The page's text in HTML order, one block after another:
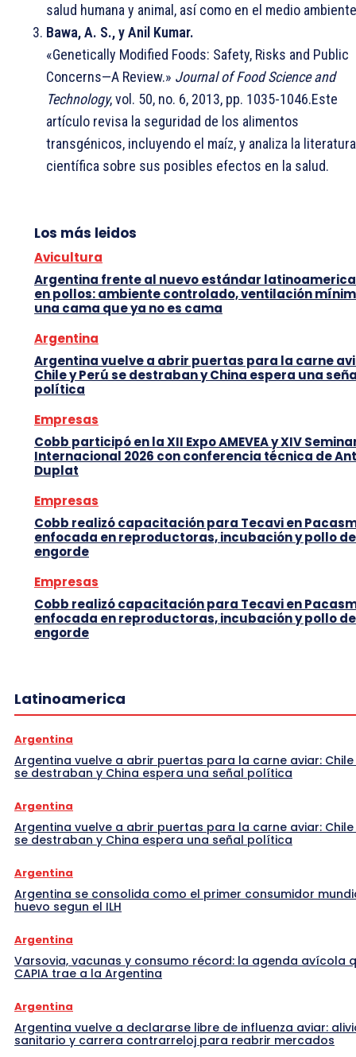
salud humana y animal, así como en el medio
Bawa, A. S., y Anil Kumar.
«Genetically Modified Foods: Safety, Risks and Public
Concerns—A Review.» Journal of Food Science and
Technology, vol. 50, no. 6, 2013, pp. 1035-1046.Este
artículo revisa la seguridad de los alimentos
transgénicos, incluyendo el maíz, y analiza la literatura
científica sobre sus posibles efectos en la salud.
Los más leidos
Avicultura
Argentina frente al nuevo estándar
en pollos: ambiente controlado, ventilación
una cama que ya no es cama
Argentina
Argentina vuelve a abrir puertas para la carne
Chile y Perú se destraban y China espera una
política
Empresas
Cobb participó en la XII Expo AMEVEA y XIV
Internacional 2026 con conferencia técnica de
Duplat
Empresas
Cobb realizó capacitación para Tecavi en
enfocada en reproductoras, incubación y pollo de
engorde
Empresas
Cobb realizó capacitación para Tecavi en
enfocada en reproductoras, incubación y pollo de
engorde
Latinoamerica
Argentina
Argentina vuelve a abrir puertas para la carne aviar: Chile
se destraban y China espera una señal política
Argentina
Argentina vuelve a abrir puertas para la carne aviar: Chile
se destraban y China espera una señal política
Argentina
Argentina se consolida como el primer consumidor
huevo segun el ILH
Argentina
Varsovia, vacunas y consumo récord: la agenda avícola
CAPIA trae a la Argentina
Argentina
Argentina vuelve a declararse libre de influenza aviar:
sanitario y carrera contrarreloj para reabrir mercados